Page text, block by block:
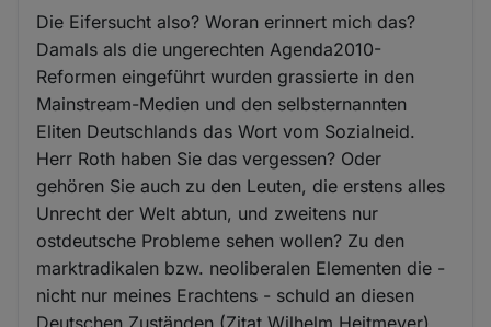
Die Eifersucht also? Woran erinnert mich das?
Damals als die ungerechten Agenda2010-
Reformen eingeführt wurden grassierte in den
Mainstream-Medien und den selbsternannten
Eliten Deutschlands das Wort vom Sozialneid.
Herr Roth haben Sie das vergessen? Oder
gehören Sie auch zu den Leuten, die erstens alles
Unrecht der Welt abtun, und zweitens nur
ostdeutsche Probleme sehen wollen? Zu den
marktradikalen bzw. neoliberalen Elementen die -
nicht nur meines Erachtens - schuld an diesen